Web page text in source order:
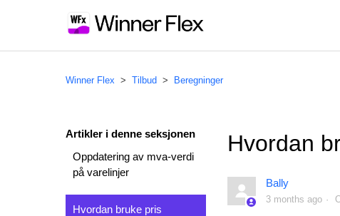
Winner Flex Tilbud Beregninger
Artikler i denne seksjonen
Oppdatering av mva-verdi
på varelinjer
Hvordan bruke pris
Hvordan
Bally
3 months ago